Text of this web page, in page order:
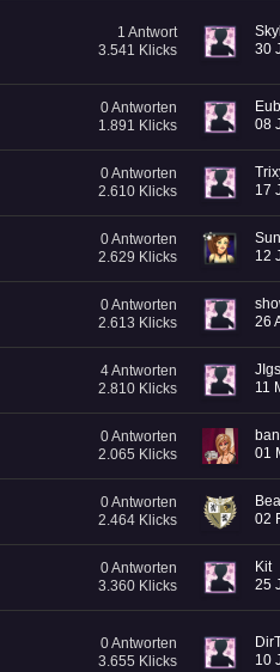
1 Antwort
3.541 Klicks
30
0 Antworten
1.891 Klicks
08
0 Antworten
2.610 Klicks
17
0 Antworten
2.629 Klicks
12
0 Antworten
2.613 Klicks
26
4 Antworten
2.810 Klicks
11
0 Antworten
2.065 Klicks
01
0 Antworten
2.464 Klicks
02
0 Antworten
3.360 Klicks
Kit
25
0 Antworten
3.655 Klicks
10